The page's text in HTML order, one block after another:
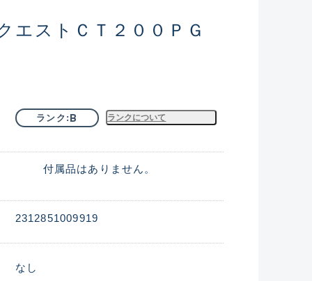
エストＣＴ２００ＰＧ
ランク B ランクについて
付属品はありません。
2312851009919
なし